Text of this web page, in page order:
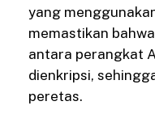
yang
memastikan
antara perangkat
dienkripsi,
peretas.